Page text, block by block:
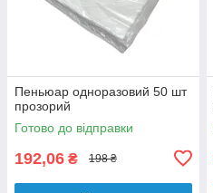
Пеньюар одноразовий 50 шт
прозорий
Готово до відправки
192,06 ₴ 198 ₴